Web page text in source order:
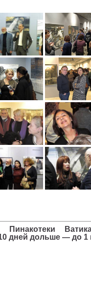
Пинакотеки
дней дольше — до 1